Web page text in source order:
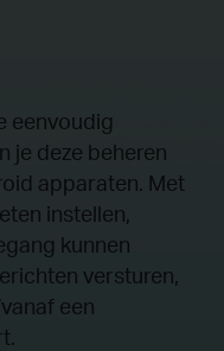
eenvoudig
je deze beheren
apparaten. Met
instellen,
kunnen
versturen,
een